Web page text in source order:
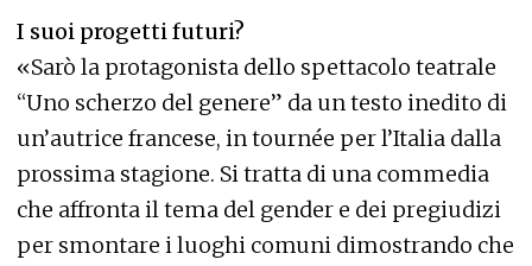
I suoi progetti futuri?
«Sarò la protagonista dello spettacolo teatrale
“Uno scherzo del genere” da un testo inedito di
un’autrice francese, in tournée per l’Italia dalla
prossima stagione. Si tratta di una commedia
che affronta il tema del gender e dei pregiudizi
per smontare i luoghi comuni dimostrando che